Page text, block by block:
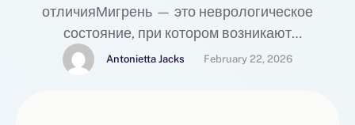
отличияМигрень — это неврологическое
состояние, при котором возникают
повторяющиеся приступы головной боли и
сопутствующие симптомы. Боль часто бывает
Antonietta Jacks February 22, 2026